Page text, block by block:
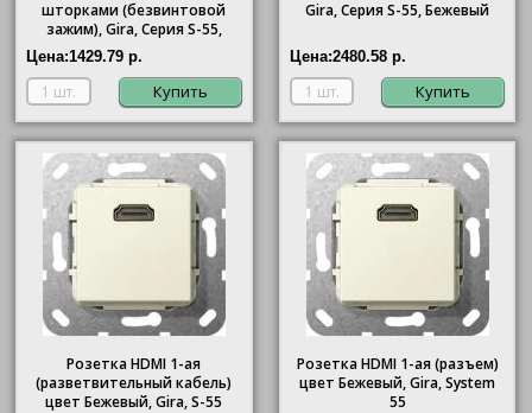
шторками (безвинтовой
зажим),Gira, Серия S-55,
Бежевый
Цена:1429.79 р.
Купить
Gira, Серия S-55, Бежевый
Цена:2480.58 р.
Купить
Розетка HDMI 1-ая
(разветвительный кабель)
цвет Бежевый, Gira, S-55
Розетка HDMI 1-ая (разъем)
цвет Бежевый, Gira, System
55